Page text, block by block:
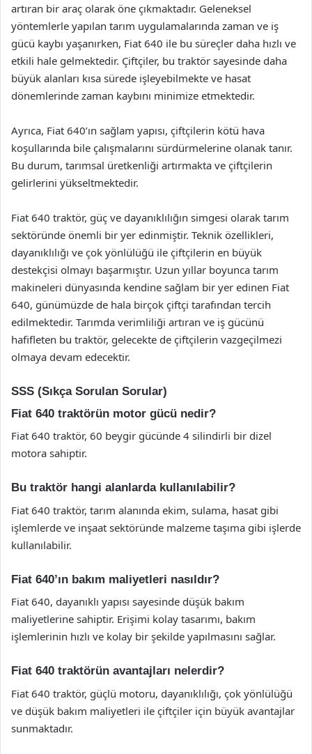
artıran bir araç olarak öne çıkmaktadır. Geleneksel
yöntemlerle yapılan tarım uygulamalarında zaman ve iş
gücü kaybı yaşanırken, Fiat 640 ile bu süreçler daha hızlı ve
etkili hale gelmektedir. Çiftçiler, bu traktör sayesinde daha
büyük alanları kısa sürede işleyebilmekte ve hasat
dönemlerinde zaman kaybını minimize etmektedir.
Ayrıca, Fiat 640’ın sağlam yapısı, çiftçilerin kötü hava
koşullarında bile çalışmalarını sürdürmelerine olanak tanır.
Bu durum, tarımsal üretkenliği artırmakta ve çiftçilerin
gelirlerini yükseltmektedir.
Fiat 640 traktör, güç ve dayanıklılığın simgesi olarak tarım
sektöründe önemli bir yer edinmiştir. Teknik özellikleri,
dayanıklılığı ve çok yönlülüğü ile çiftçilerin en büyük
destekçisi olmayı başarmıştır. Uzun yıllar boyunca tarım
makineleri dünyasında kendine sağlam bir yer edinen Fiat
640, günümüzde de hala birçok çiftçi tarafından tercih
edilmektedir. Tarımda verimliliği artıran ve iş gücünü
hafifleten bu traktör, gelecekte de çiftçilerin vazgeçilmezi
olmaya devam edecektir.
SSS (Sıkça Sorulan Sorular)
Fiat 640 traktörün motor gücü nedir?
Fiat 640 traktör, 60 beygir gücünde 4 silindirli bir dizel
motora sahiptir.
Bu traktör hangi alanlarda kullanılabilir?
Fiat 640 traktör, tarım alanında ekim, sulama, hasat gibi
işlemlerde ve inşaat sektöründe malzeme taşıma gibi işlerde
kullanılabilir.
Fiat 640’ın bakım maliyetleri nasıldır?
Fiat 640, dayanıklı yapısı sayesinde düşük bakım
maliyetlerine sahiptir. Erişimi kolay tasarımı, bakım
işlemlerinin hızlı ve kolay bir şekilde yapılmasını sağlar.
Fiat 640 traktörün avantajları nelerdir?
Fiat 640 traktör, güçlü motoru, dayanıklılığı, çok yönlülüğü
ve düşük bakım maliyetleri ile çiftçiler için büyük avantajlar
sunmaktadır.